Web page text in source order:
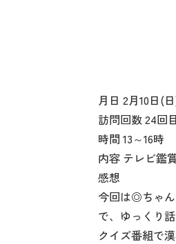
月日 2月10日(
訪問回数 24回目
時間 13～16時
内容 テレビ鑑
感想
今回は◎ちゃん
で、ゆっくり
クイズ番組で